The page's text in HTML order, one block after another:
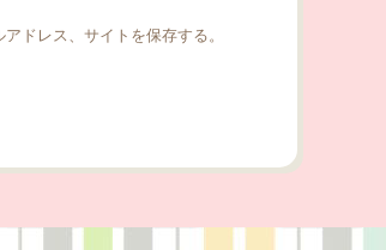
ドレス、サイトを保存する。